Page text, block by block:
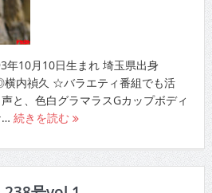
内禎久 ☆バラエティ番組でも活
と、色白グラマラスGカップボディ
…続きを読む
号vol.1